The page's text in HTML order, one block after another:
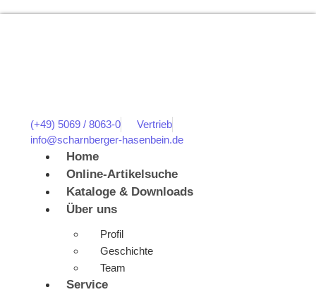
(+49) 5069 / 8063-0
Vertrieb
info@scharnberger-hasenbein.de
Home
Online-Artikelsuche
Kataloge & Downloads
Über uns
Profil
Geschichte
Team
Service